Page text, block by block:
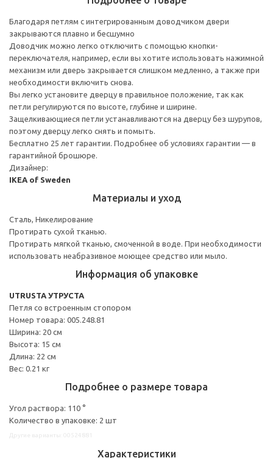
Благодаря петлям с интегрированным доводчиком двери
закрываются плавно и бесшумно
Доводчик можно легко отключить с помощью кнопки-
переключателя, например, если вы хотите использовать нажимной
механизм или дверь закрывается слишком медленно, а также при
необходимости включить снова.
Вы легко установите дверцу в правильное положение, так как
петли регулируются по высоте, глубине и ширине.
Защелкивающиеся петли устанавливаются на дверцу без шурупов,
поэтому дверцу легко снять и помыть.
Бесплатно 25 лет гарантии. Подробнее об условиях гарантии — в
гарантийной брошюре.
Дизайнер:
IKEA of Sweden
Материалы и уход
Сталь, Никелирование
Протирать сухой тканью.
Протирать мягкой тканью, смоченной в воде. При необходимости
использовать неабразивное моющее средство или мыло.
Информация об упаковке
UTRUSTA УТРУСТА
Петля со встроенным стопором
Номер товара: 005.248.81
Ширина: 20 см
Высота: 15 см
Длина: 22 см
Вес: 0.21 кг
Подробнее о размере товара
Угол раствора: 110 °
Количество в упаковке: 2 шт
Характеристики